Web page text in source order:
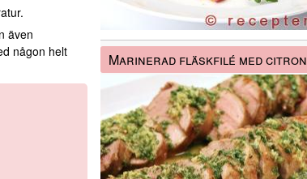
även
någon helt
Marinerad fläskfilé med citron